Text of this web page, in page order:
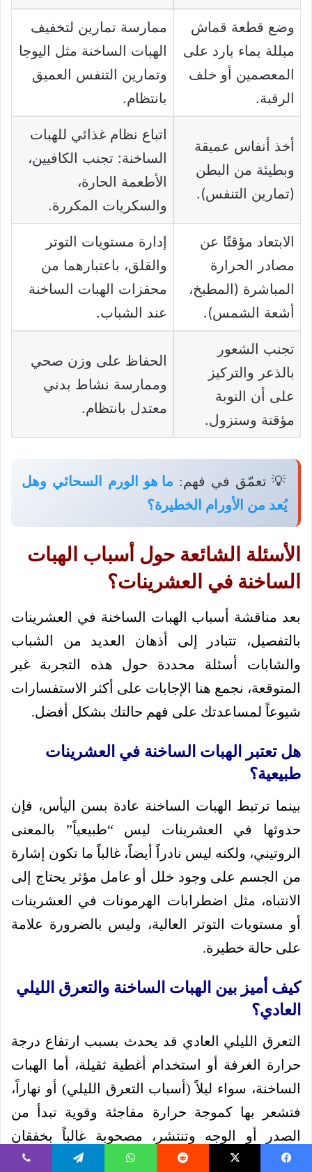
وضع قطعة قماش
مبللة بماء بارد على
المعصمين أو خلف
الرقبة.
ممارسة تمارين لتخفيف
الهبات الساخنة مثل اليوجا
وتمارين التنفس العميق
بانتظام.
أخذ أنفاس عميقة
وبطيئة من البطن
(تمارين التنفس).
اتباع نظام غذائي للهبات
الساخنة: تجنب الكافيين،
الأطعمة الحارة،
والسكريات المكررة.
الابتعاد مؤقتًا عن
مصادر الحرارة
المباشرة (المطبخ،
أشعة الشمس).
إدارة مستويات التوتر
والقلق، باعتبارهما من
محفزات الهبات الساخنة
عند الشباب.
تجنب الشعور
بالذعر والتركيز
على أن النوبة
مؤقتة وستزول.
الحفاظ على وزن صحي
وممارسة نشاط بدني
معتدل بانتظام.
💡 تعمّق في فهم: ما هو الورم السحائي وهل
يُعد من الأورام الخطيرة؟
الأسئلة الشائعة حول أسباب الهبات
الساخنة في العشرينات؟
بعد مناقشة أسباب الهبات الساخنة في العشرينات
بالتفصيل، تتبادر إلى أذهان العديد من الشباب
والشابات أسئلة محددة حول هذه التجربة غير
المتوقعة، نجمع هنا الإجابات على أكثر الاستفسارات
شيوعاً لمساعدتك على فهم حالتك بشكل أفضل.
هل تعتبر الهبات الساخنة في العشرينات
طبيعية؟
بينما ترتبط الهبات الساخنة عادة بسن اليأس، فإن
حدوثها في العشرينات ليس “طبيعياً” بالمعنى
الروتيني، ولكنه ليس نادراً أيضاً، غالباً ما تكون إشارة
من الجسم على وجود خلل أو عامل مؤثر يحتاج إلى
الانتباه، مثل اضطرابات الهرمونات في العشرينات
أو مستويات التوتر العالية، وليس بالضرورة علامة
على حالة خطيرة.
كيف أميز بين الهبات الساخنة والتعرق الليلي
العادي؟
التعرق الليلي العادي قد يحدث بسبب ارتفاع درجة
حرارة الغرفة أو استخدام أغطية ثقيلة، أما الهبات
الساخنة، سواء ليلاً (أسباب التعرق الليلي) أو نهاراً،
فتشعر بها كموجة حرارة مفاجئة وقوية تبدأ من
الصدر أو الوجه وتنتشر، مصحوبة غالباً بخفقان
القلب واحمرار الجلد وتعرق غزير، تليها أحياناً